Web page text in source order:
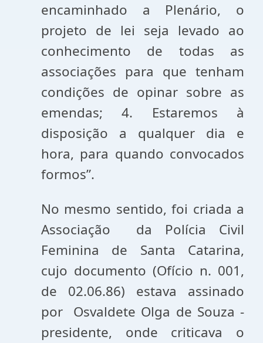
encaminhado a Plenário, o
projeto de lei seja levado ao
conhecimento de todas as
associações para que tenham
condições de opinar sobre as
emendas; 4. Estaremos à
disposição a qualquer dia e
hora, para quando convocados
formos”.
No mesmo sentido, foi criada a
Associação da Polícia Civil
Feminina de Santa Catarina,
cujo documento (Ofício n. 001,
de 02.06.86) estava assinado
por Osvaldete Olga de Souza -
presidente, onde criticava o